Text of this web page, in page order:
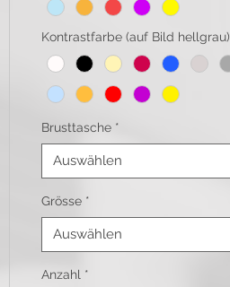
Kontrastfarbe (auf Bild hellgrau)
Brusttasche *
Auswählen
Grösse *
Auswählen
Anzahl *